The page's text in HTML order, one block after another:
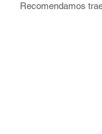
Recomendamos